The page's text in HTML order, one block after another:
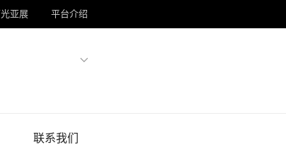
亚展 平台介绍
联系我们